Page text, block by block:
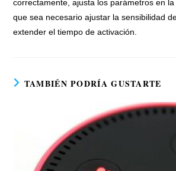
correctamente, ajusta los parámetros en
que sea necesario ajustar la sensibilidad
extender el tiempo de activación.
TAMBIÉN PODRÍA GUSTARTE